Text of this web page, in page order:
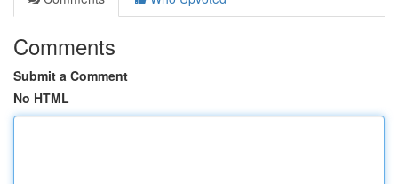
Comments
Submit a Comment
No HTML